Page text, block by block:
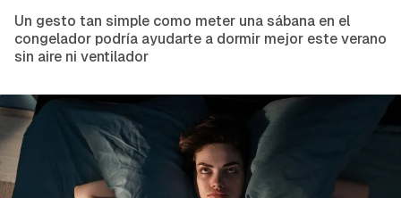
Un gesto tan simple como meter una sábana en el
congelador podría ayudarte a dormir mejor este verano
sin aire ni ventilador